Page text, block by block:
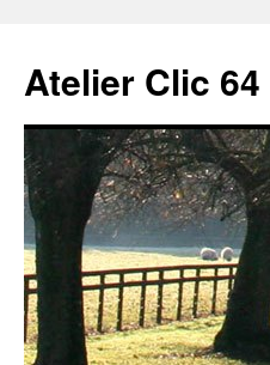
contenu
Atelier Clic 64